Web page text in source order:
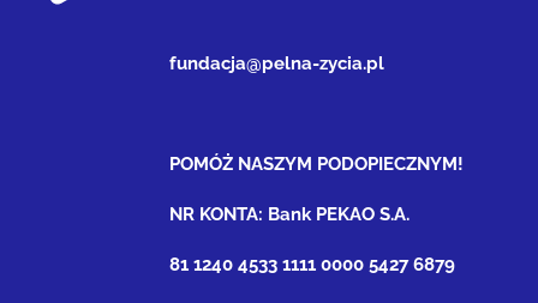
fundacja@pelna-zycia.pl
POMÓŻ NASZYM PODOPIECZNYM!
NR KONTA: Bank PEKAO S.A.
81 1240 4533 1111 0000 5427 6879